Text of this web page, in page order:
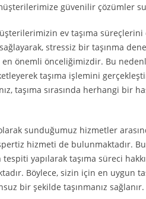
güvenilir çözümler
ev taşıma süreçlerini
stressiz bir taşınma
en önemli önceliğimizdir. Bu
taşıma işlemini
taşıma sırasında herhangi bir
sunduğumuz hizmetler
hizmeti de bulunmaktadır.
tespiti yapılarak taşıma süreci
Böylece, sizin için en uygun
bir şekilde taşınmanız sağlanır.